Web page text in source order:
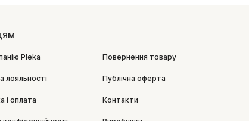
Pleka Повернення товару
лояльності Публічна оферта
і оплата Контакти